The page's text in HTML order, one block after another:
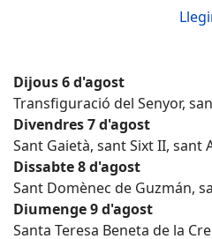
Dijous 6 d'agost
Transfiguració del Senyor,
Divendres 7 d'agost
Sant Gaietà, sant Sixt II, sant
Dissabte 8 d'agost
Sant Domènec de Guzmán,
Diumenge 9 d'agost
Santa Teresa Beneta de la